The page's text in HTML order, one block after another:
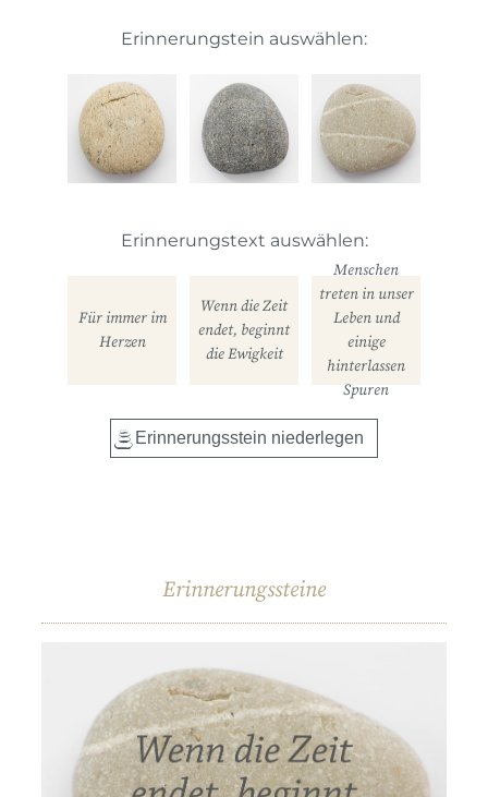
Erinnerungstein auswählen:
Erinnerungstext auswählen:
Für immer im
Herzen
Wenn die Zeit
endet, beginnt
die Ewigkeit
Menschen
treten in unser
Leben und
einige
hinterlassen
Spuren
Erinnerungssteine